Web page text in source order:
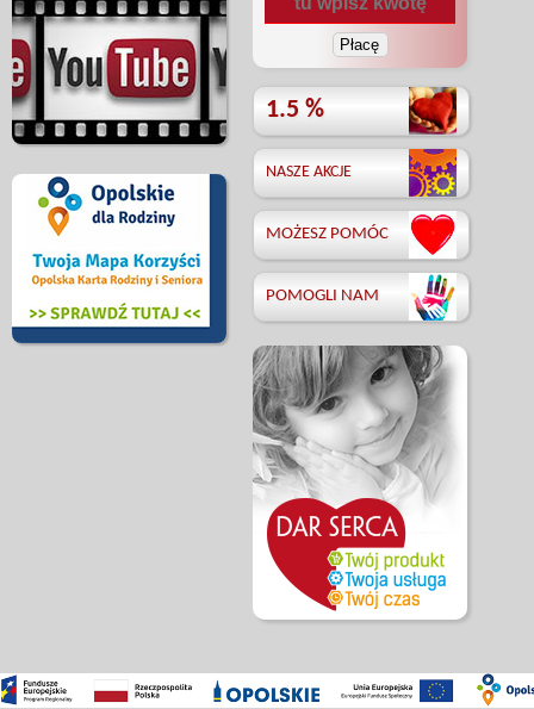
1.5 %
NASZE AKCJE
MOŻESZ POMÓC
POMOGLI NAM